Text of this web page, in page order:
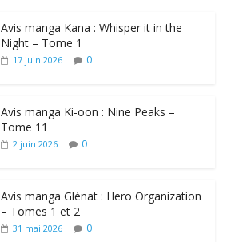
Avis manga Kana : Whisper it in the
Night – Tome 1
17 juin 2026 0
Avis manga Ki-oon : Nine Peaks –
Tome 11
2 juin 2026 0
Avis manga Glénat : Hero Organization
– Tomes 1 et 2
31 mai 2026 0